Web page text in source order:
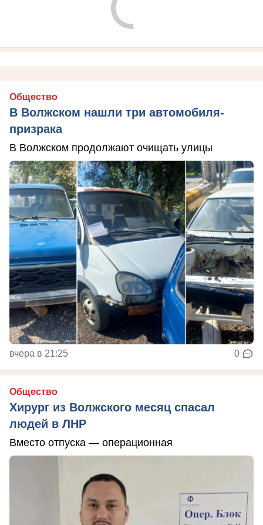
Общество
В Волжском нашли три автомобиля-
призрака
В Волжском продолжают очищать улицы
вчера в 21:25 0
Общество
Хирург из Волжского месяц спасал
людей в ЛНР
Вместо отпуска — операционная